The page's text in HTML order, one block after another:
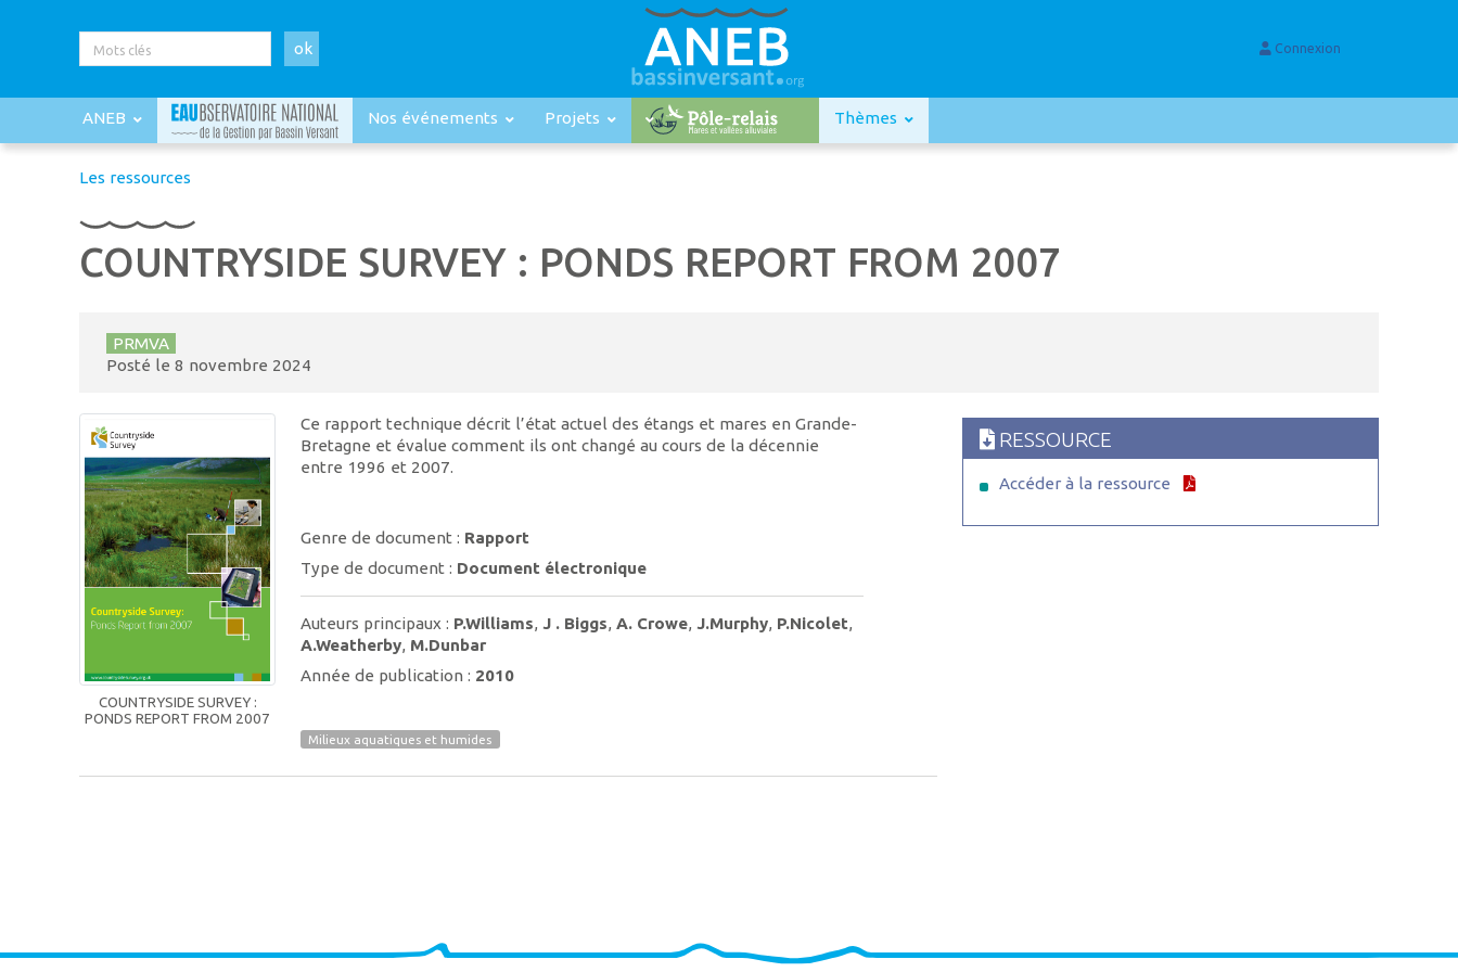
ok Connexion
ANEB Nos événements Projets Thèmes
Les ressources
COUNTRYSIDE SURVEY : PONDS REPORT FROM 2007
PRMVA
Posté le 8 novembre 2024
COUNTRYSIDE SURVEY :
PONDS REPORT FROM 2007
Ce rapport technique décrit l’état actuel des étangs et mares en Grande-
Bretagne et évalue comment ils ont changé au cours de la décennie
entre 1996 et 2007.
Genre de document : Rapport
Type de document : Document électronique
Auteurs principaux : P.Williams, J . Biggs, A. Crowe, J.Murphy, P.Nicolet,
A.Weatherby, M.Dunbar
Année de publication : 2010
Milieux aquatiques et humides
RESSOURCE
Accéder à la ressource